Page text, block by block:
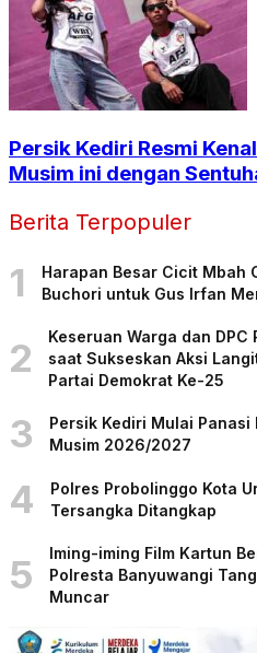
Persik Kediri Resmi
Musim ini dengan
Berita Terpopuler
1
Harapan Besar Cicit Mbah
Buchori untuk Gus Irfan
2
Keseruan Warga dan DPC
saat Sukseskan Aksi
Partai Demokrat Ke-25
3
Persik Kediri Mulai
Musim 2026/2027
4
Polres Probolinggo Kota
Tersangka Ditangkap
5
Iming-iming Film Kartun
Polresta Banyuwangi
Muncar